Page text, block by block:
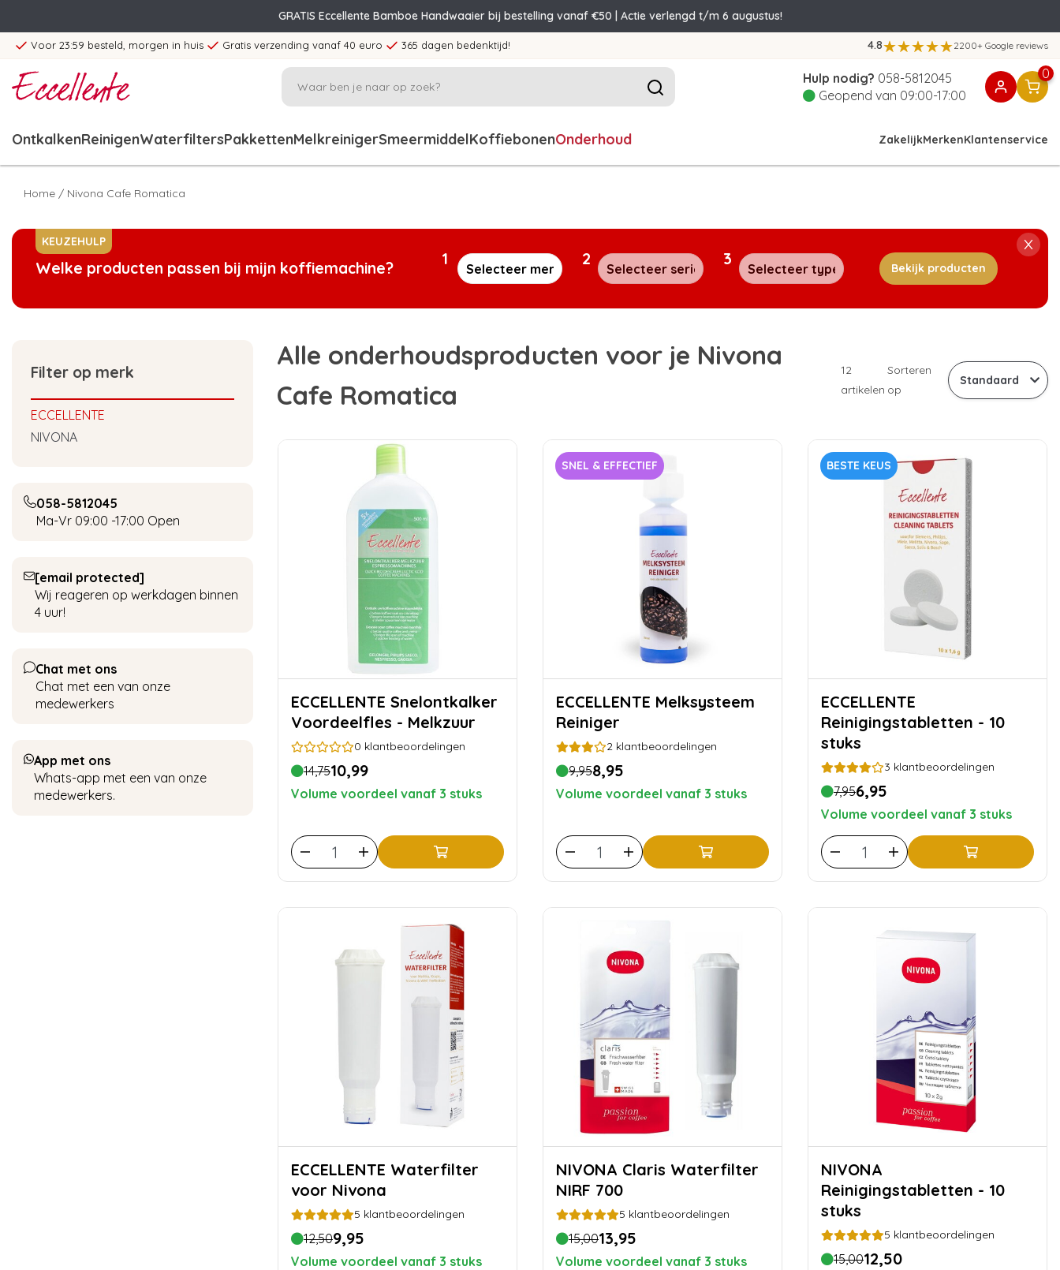
GRATIS Eccellente Bamboe Handwaaier bij bestelling vanaf €50 | Actie verlengd t/m 6 augustus!
Voor 23:59 besteld, morgen in huis Gratis verzending vanaf 40 euro 365 dagen bedenktijd! 4.8 2200+ Google reviews
Hulp nodig? 058-5812045
Geopend van 09:00-17:00
0
OntkalkenReinigenWaterfiltersPakkettenMelkreinigerSmeermiddelKoffiebonenOnderhoud ZakelijkMerkenKlantenservice
Home / Nivona Cafe Romatica
KEUZEHULP
Welke producten passen bij mijn koffiemachine? 1 2 3 Bekijk producten
Filter op merk
ECCELLENTE
NIVONA
058-5812045
Ma-Vr 09:00 -17:00 Open
[email protected]
Wij reageren op werkdagen binnen
4 uur!
Chat met ons
Chat met een van onze
medewerkers
App met ons
Whats-app met een van onze
medewerkers.
Alle onderhoudsproducten voor je Nivona
Cafe Romatica
12
artikelen
Sorteren
op
ECCELLENTE Snelontkalker
Voordeelfles - Melkzuur
0 klantbeoordelingen
14,7510,99
Volume voordeel vanaf 3 stuks
SNEL & EFFECTIEF
ECCELLENTE Melksysteem
Reiniger
2 klantbeoordelingen
9,958,95
Volume voordeel vanaf 3 stuks
BESTE KEUS
ECCELLENTE
Reinigingstabletten - 10
stuks
3 klantbeoordelingen
7,956,95
Volume voordeel vanaf 3 stuks
ECCELLENTE Waterfilter
voor Nivona
5 klantbeoordelingen
12,509,95
Volume voordeel vanaf 3 stuks
NIVONA Claris Waterfilter
NIRF 700
5 klantbeoordelingen
15,0013,95
Volume voordeel vanaf 3 stuks
NIVONA
Reinigingstabletten - 10
stuks
5 klantbeoordelingen
15,0012,50